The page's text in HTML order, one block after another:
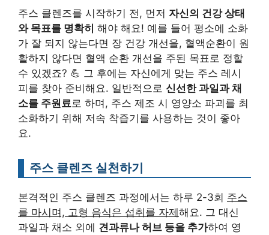
주스 클렌즈를 시작하기 전, 먼저 자신의 건강 상태
와 목표를 명확히 해야 해요! 예를 들어 평소에 소화
가 잘 되지 않는다면 장 건강 개선을, 혈액순환이 원
활하지 않다면 혈액 순환 개선을 주된 목표로 정할
수 있겠죠? 💪 그 후에는 자신에게 맞는 주스 레시
피를 찾아 준비해요. 일반적으로 신선한 과일과 채
소를 주원료 로 하며, 주스 제조 시 영양소 파괴를 최
소화하기 위해 저속 착즙기를 사용하는 것이 좋아
요.
주스 클렌즈 실천하기
본격적인 주스 클렌즈 과정에서는 하루 2-3회 주스
를 마시며, 고형 음식은 섭취를 자제해요. 그 대신
과일과 채소 외에 견과류나 허브 등을 추가하여 영